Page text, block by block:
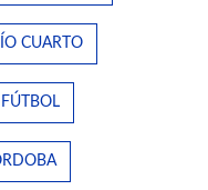
CUARTO
FÚTBOL